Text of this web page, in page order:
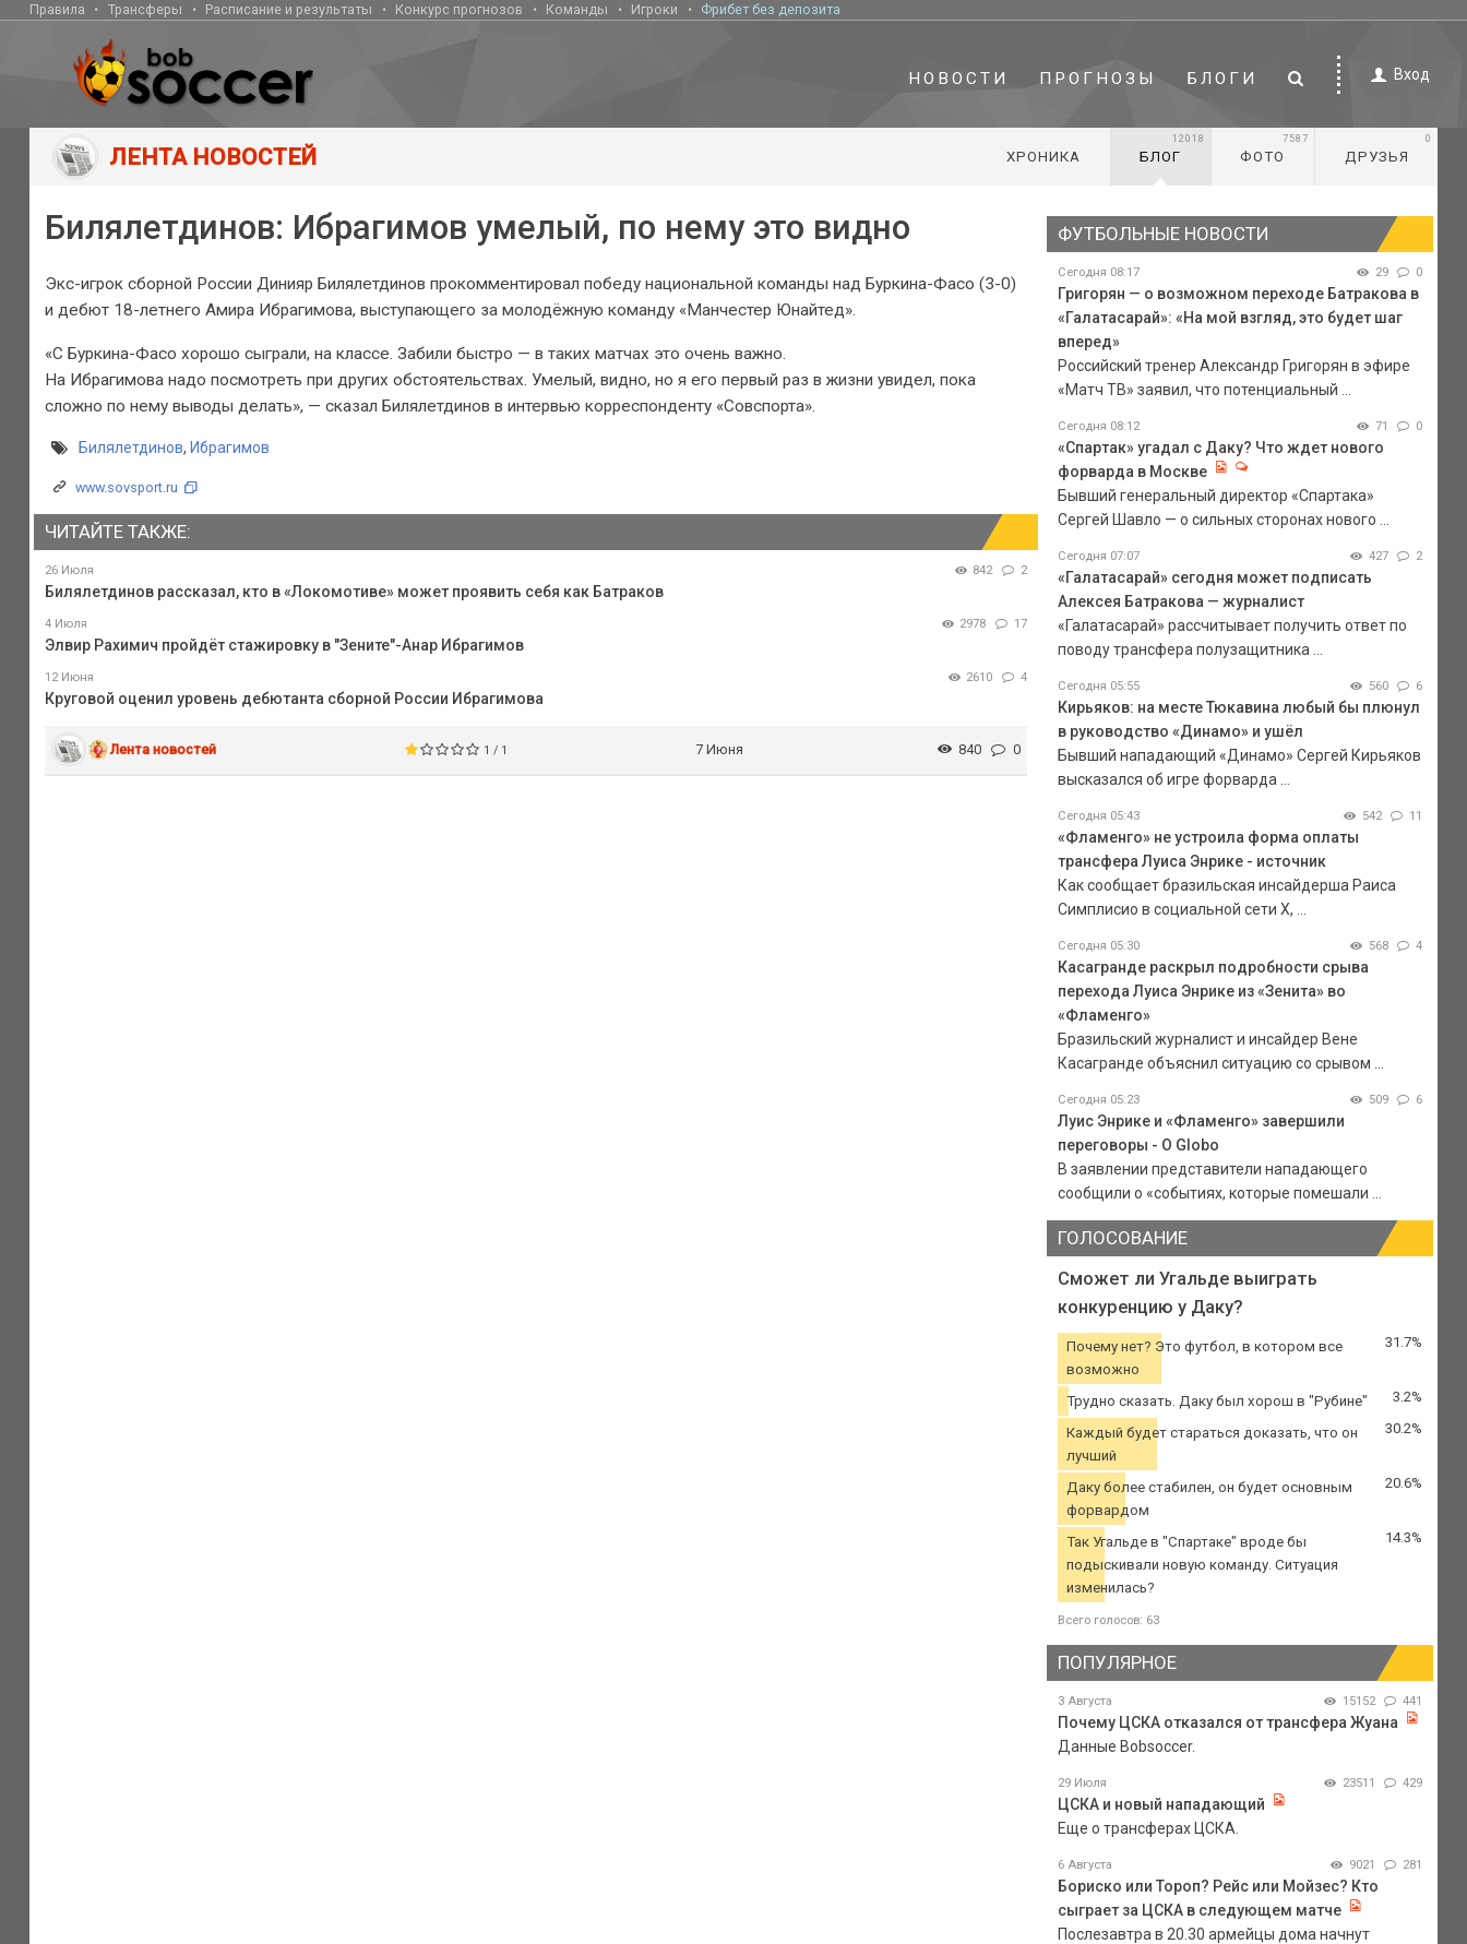
Правила Трансферы Расписание и результаты Конкурс прогнозов Команды Игроки Фрибет без депозита
НОВОСТИ ПРОГНОЗЫ БЛОГИ Вход
ЛЕНТА НОВОСТЕЙ ХРОНИКА БЛОГ
12018
ФОТО
7587
ДРУЗЬЯ
0
Билялетдинов: Ибрагимов умелый, по нему это видно
Экс-игрок сборной России Динияр Билялетдинов прокомментировал победу национальной команды над Буркина-Фасо (3-0)
и дебют 18-летнего Амира Ибрагимова, выступающего за молодёжную команду «Манчестер Юнайтед».
«С Буркина-Фасо хорошо сыграли, на классе. Забили быстро — в таких матчах это очень важно.
На Ибрагимова надо посмотреть при других обстоятельствах. Умелый, видно, но я его первый раз в жизни увидел, пока
сложно по нему выводы делать», — сказал Билялетдинов в интервью корреспонденту «Совспорта».
Билялетдинов, Ибрагимов
www.sovsport.ru
ЧИТАЙТЕ ТАКЖЕ:
26 Июля 842 2
Билялетдинов рассказал, кто в «Локомотиве» может проявить себя как Батраков
4 Июля 2978 17
Элвир Рахимич пройдёт стажировку в "Зените"-Анар Ибрагимов
12 Июня 2610 4
Круговой оценил уровень дебютанта сборной России Ибрагимова
Лента новостей 1 / 1 7 Июня 840 0
ФУТБОЛЬНЫЕ НОВОСТИ
Сегодня 08:17 29 0
Григорян — о возможном переходе Батракова в
«Галатасарай»: «На мой взгляд, это будет шаг
вперед»
Российский тренер Александр Григорян в эфире
«Матч ТВ» заявил, что потенциальный ...
Сегодня 08:12 71 0
«Спартак» угадал с Даку? Что ждет нового
форварда в Москве
Бывший генеральный директор «Спартака»
Сергей Шавло — о сильных сторонах нового ...
Сегодня 07:07 427 2
«Галатасарай» сегодня может подписать
Алексея Батракова — журналист
«Галатасарай» рассчитывает получить ответ по
поводу трансфера полузащитника ...
Сегодня 05:55 560 6
Кирьяков: на месте Тюкавина любый бы плюнул
в руководство «Динамо» и ушёл
Бывший нападающий «Динамо» Сергей Кирьяков
высказался об игре форварда ...
Сегодня 05:43 542 11
«Фламенго» не устроила форма оплаты
трансфера Луиса Энрике - источник
Как сообщает бразильская инсайдерша Раиса
Симплисио в социальной сети Х, ...
Сегодня 05:30 568 4
Касагранде раскрыл подробности срыва
перехода Луиса Энрике из «Зенита» во
«Фламенго»
Бразильский журналист и инсайдер Вене
Касагранде объяснил ситуацию со срывом ...
Сегодня 05:23 509 6
Луис Энрике и «Фламенго» завершили
переговоры - O Globo
В заявлении представители нападающего
сообщили о «событиях, которые помешали ...
ГОЛОСОВАНИЕ
Сможет ли Угальде выиграть
конкуренцию у Даку?
Почему нет? Это футбол, в котором все
возможно
31.7%
Трудно сказать. Даку был хорош в "Рубине" 3.2%
Каждый будет стараться доказать, что он
лучший
30.2%
Даку более стабилен, он будет основным
форвардом
20.6%
Так Угальде в "Спартаке" вроде бы
подыскивали новую команду. Ситуация
изменилась?
14.3%
Всего голосов: 63
ПОПУЛЯРНОЕ
3 Августа 15152 441
Почему ЦСКА отказался от трансфера Жуана
Данные Bobsoccer.
29 Июля 23511 429
ЦСКА и новый нападающий
Еще о трансферах ЦСКА.
6 Августа 9021 281
Бориско или Тороп? Рейс или Мойзес? Кто
сыграет за ЦСКА в следующем матче
Послезавтра в 20.30 армейцы дома начнут